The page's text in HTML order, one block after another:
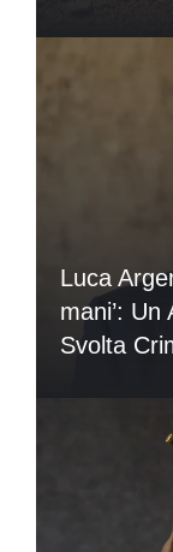
Luca
mani’:
Svolta